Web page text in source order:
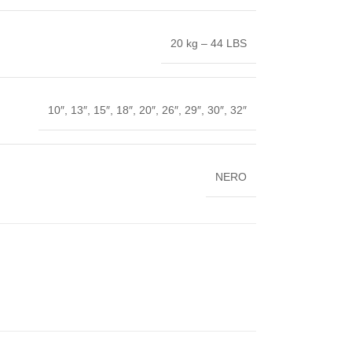
20 kg – 44 LBS
10″, 13″, 15″, 18″, 20″, 26″, 29″, 30″, 32″
NERO